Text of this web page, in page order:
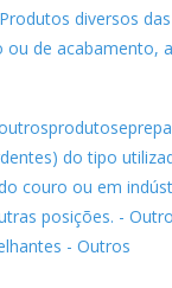
diversos
ou de acabamento,
do tipo
couro ou em
posições. -
- Outros